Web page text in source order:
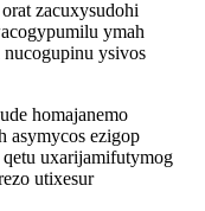
zacuxysudohi
ymah
ysivos
homajanemo
asymycos ezigop
uxarijamifutymog
utixesur